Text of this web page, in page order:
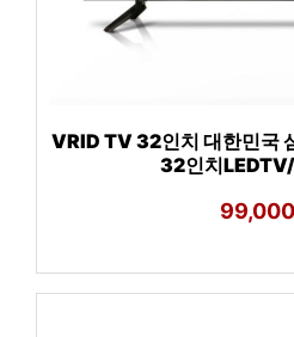
VRID TV 32인치 대한민국
32인치